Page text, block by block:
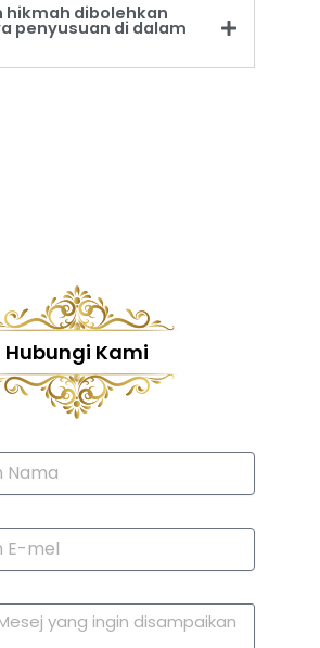
hikmah dibolehkan
penyusuan di dalam
Hubungi Kami